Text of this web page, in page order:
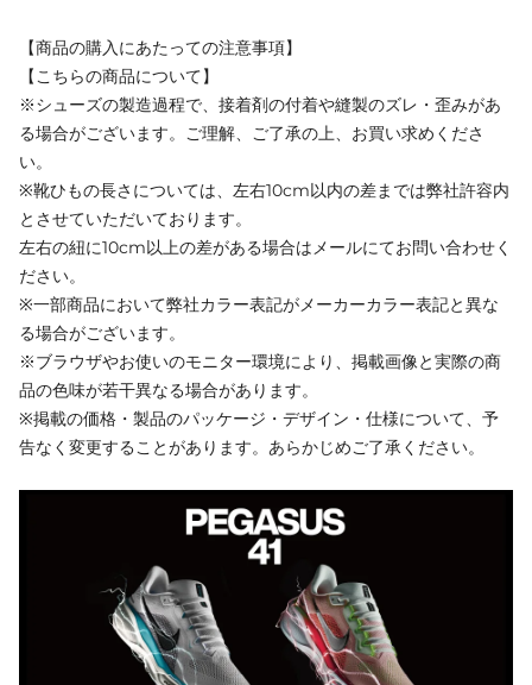
【商品の購入にあたっての注意事項】
【こちらの商品について】
※シューズの製造過程で、接着剤の付着や縫製のズレ・歪みがあ
る場合がございます。ご理解、ご了承の上、お買い求めくださ
い。
※靴ひもの長さについては、左右10cm以内の差までは弊社許容内
とさせていただいております。
左右の紐に10cm以上の差がある場合はメールにてお問い合わせく
ださい。
※一部商品において弊社カラー表記がメーカーカラー表記と異な
る場合がございます。
※ブラウザやお使いのモニター環境により、掲載画像と実際の商
品の色味が若干異なる場合があります。
※掲載の価格・製品のパッケージ・デザイン・仕様について、予
告なく変更することがあります。あらかじめご了承ください。